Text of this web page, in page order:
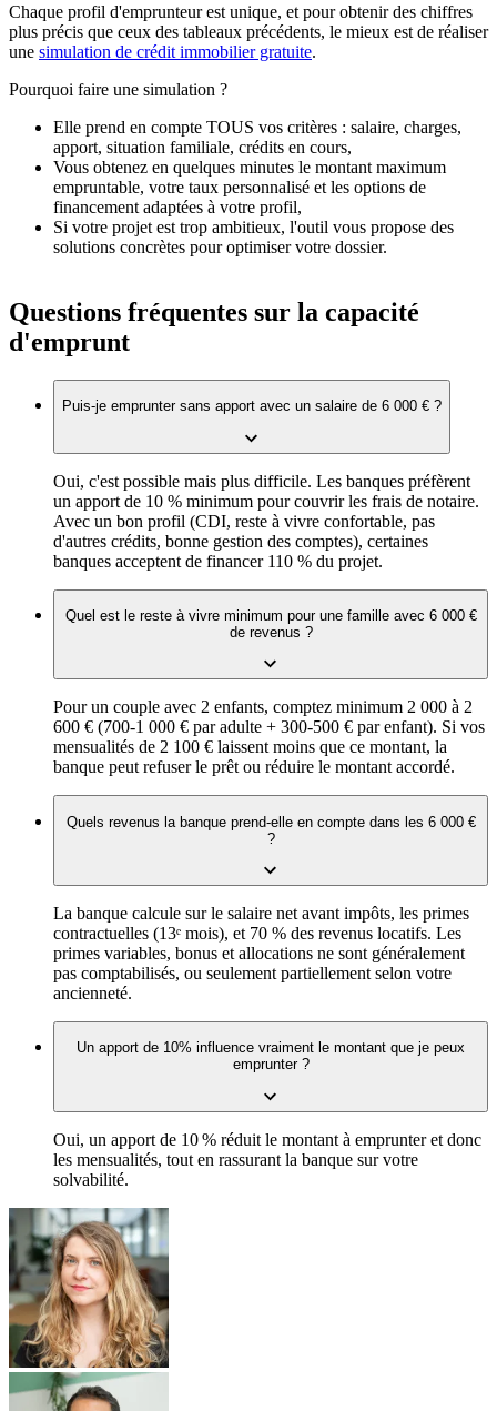
Chaque profil d'emprunteur est unique, et pour obtenir des chiffres
plus précis que ceux des tableaux précédents, le mieux est de réaliser
une simulation de crédit immobilier gratuite.
Pourquoi faire une simulation ?
Elle prend en compte TOUS vos critères : salaire, charges,
apport, situation familiale, crédits en cours,
Vous obtenez en quelques minutes le montant maximum
empruntable, votre taux personnalisé et les options de
financement adaptées à votre profil,
Si votre projet est trop ambitieux, l'outil vous propose des
solutions concrètes pour optimiser votre dossier.
Questions fréquentes sur la capacité
d'emprunt
Puis-je emprunter sans apport avec un salaire de 6 000 € ?
Oui, c'est possible mais plus difficile. Les banques préfèrent
un apport de 10 % minimum pour couvrir les frais de notaire.
Avec un bon profil (CDI, reste à vivre confortable, pas
d'autres crédits, bonne gestion des comptes), certaines
banques acceptent de financer 110 % du projet.
Quel est le reste à vivre minimum pour une famille avec 6 000 €
de revenus ?
Pour un couple avec 2 enfants, comptez minimum 2 000 à 2
600 € (700-1 000 € par adulte + 300-500 € par enfant). Si vos
mensualités de 2 100 € laissent moins que ce montant, la
banque peut refuser le prêt ou réduire le montant accordé.
Quels revenus la banque prend-elle en compte dans les 6 000 €
?
La banque calcule sur le salaire net avant impôts, les primes
contractuelles (13ᵉ mois), et 70 % des revenus locatifs. Les
primes variables, bonus et allocations ne sont généralement
pas comptabilisés, ou seulement partiellement selon votre
ancienneté.
Un apport de 10% influence vraiment le montant que je peux
emprunter ?
Oui, un apport de 10 % réduit le montant à emprunter et donc
les mensualités, tout en rassurant la banque sur votre
solvabilité.